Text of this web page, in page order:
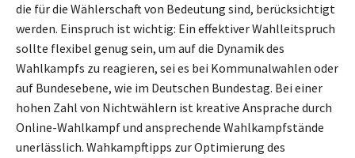
die für die Wählerschaft von Bedeutung sind, berücksichtigt
werden. Einspruch ist wichtig: Ein effektiver Wahlleitspruch
sollte flexibel genug sein, um auf die Dynamik des
Wahlkampfs zu reagieren, sei es bei Kommunalwahlen oder
auf Bundesebene, wie im Deutschen Bundestag. Bei einer
hohen Zahl von Nichtwählern ist kreative Ansprache durch
Online-Wahlkampf und ansprechende Wahlkampfstände
unerlässlich. Wahkampftipps zur Optimierung des